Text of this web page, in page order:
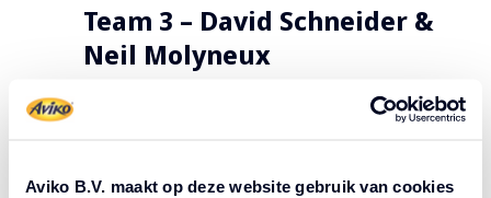
Aviko B.V. maakt op deze website gebruik van cookies
Team 3 – David Schneider &
Neil Molyneux
David dagli Stati Uniti con oltre 35 anni
Resort in Arizona. Neil dal Regno Unito,